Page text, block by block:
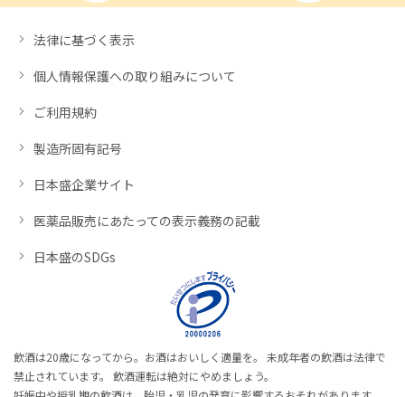
法律に基づく表示
個人情報保護への取り組みについて
ご利用規約
製造所固有記号
日本盛企業サイト
医薬品販売にあたっての表示義務の記載
日本盛のSDGs
飲酒は20歳になってから。お酒はおいしく適量を。 未成年者の飲酒は法律で
禁止されています。 飲酒運転は絶対にやめましょう。